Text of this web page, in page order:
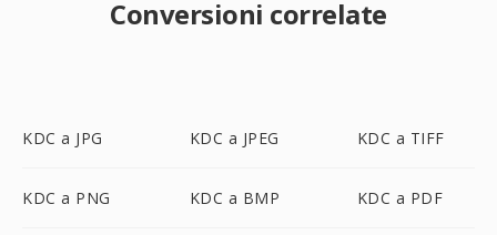
Conversioni correlate
KDC a JPG KDC a JPEG KDC a TIFF
KDC a PNG KDC a BMP KDC a PDF